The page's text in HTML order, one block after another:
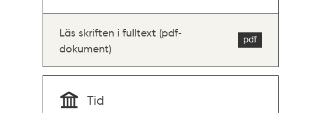
Läs skriften i fulltext (pdf-
dokument)
Tid